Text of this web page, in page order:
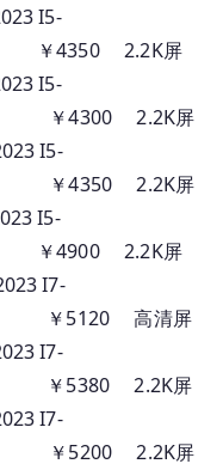
I5-
￥4350 2.2K屏
I5-
￥4300 2.2K屏
I5-
￥4350 2.2K屏
I5-
￥4900 2.2K屏
I7-
￥5120 高清屏
I7-
￥5380 2.2K屏
I7-
￥5200 2.2K屏